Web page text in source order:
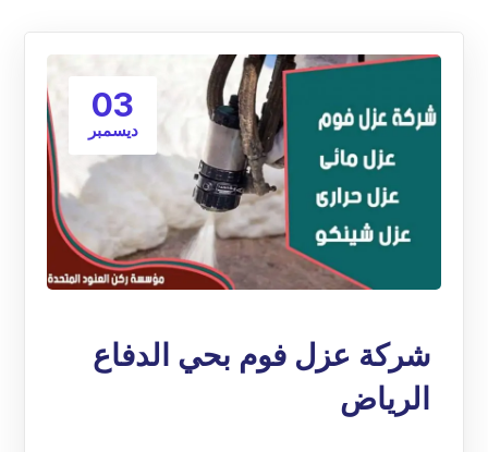
03
ديسمبر
شركة عزل فوم بحي الدفاع
الرياض